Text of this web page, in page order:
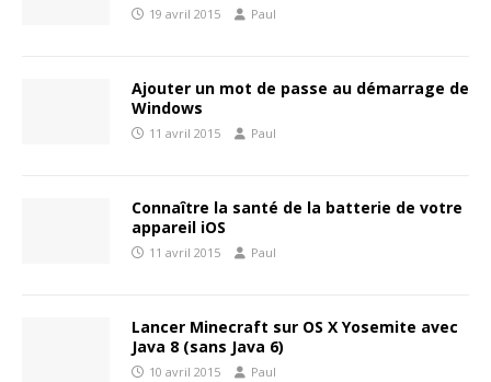
19 avril 2015 Paul
Ajouter un mot de passe au démarrage de
Windows
11 avril 2015 Paul
Connaître la santé de la batterie de votre
appareil iOS
11 avril 2015 Paul
Lancer Minecraft sur OS X Yosemite avec
Java 8 (sans Java 6)
10 avril 2015 Paul